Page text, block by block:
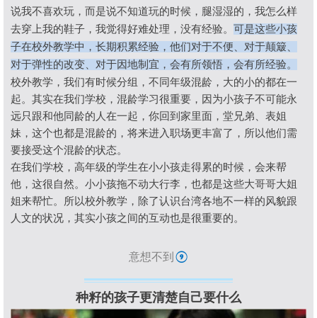
说我不喜欢玩，而是说不知道玩的时候，腿湿湿的，我怎么样
去穿上我的鞋子，我觉得好难处理，没有经验。 可是这些小孩
子在校外教学中，长期积累经验，他们对于不便、对于颠簸、
对于弹性的改变、对于因地制宜，会有所领悟，会有所经验。
校外教学，我们有时候分组，不同年级混龄，大的小的都在一
起。其实在我们学校，混龄学习很重要，因为小孩子不可能永
远只跟和他同龄的人在一起，你回到家里面，堂兄弟、表姐
妹，这个也都是混龄的，将来进入职场更丰富了，所以他们需
要接受这个混龄的状态。
在我们学校，高年级的学生在小小孩走得累的时候，会来帮
他，这很自然。小小孩拖不动大行李，也都是这些大哥哥大姐
姐来帮忙。所以校外教学，除了认识台湾各地不一样的风貌跟
人文的状况，其实小孩之间的互动也是很重要的。
意想不到 ⑨
种籽的孩子更清楚自己要什么